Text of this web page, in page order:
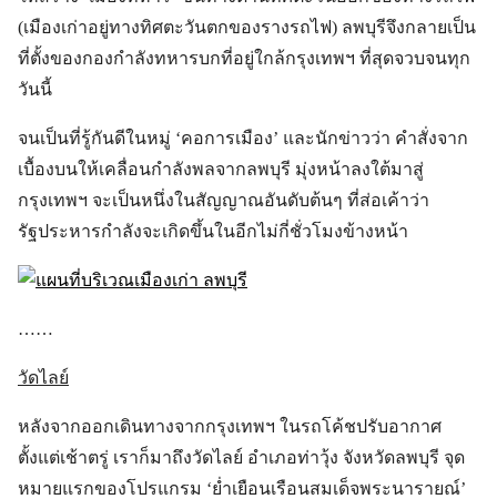
(เมืองเก่าอยู่ทางทิศตะวันตกของรางรถไฟ) ลพบุรีจึงกลายเป็น
ที่ตั้งของกองกำลังทหารบกที่อยู่ใกล้กรุงเทพฯ ที่สุดจวบจนทุก
วันนี้
จนเป็นที่รู้กันดีในหมู่ ‘คอการเมือง’ และนักข่าวว่า คำสั่งจาก
เบื้องบนให้เคลื่อนกำลังพลจากลพบุรี มุ่งหน้าลงใต้มาสู่
กรุงเทพฯ จะเป็นหนึ่งในสัญญาณอันดับต้นๆ ที่ส่อเค้าว่า
รัฐประหารกำลังจะเกิดขึ้นในอีกไม่กี่ชั่วโมงข้างหน้า
……
วัดไลย์
หลังจากออกเดินทางจากกรุงเทพฯ ในรถโค้ชปรับอากาศ
ตั้งแต่เช้าตรู่ เราก็มาถึงวัดไลย์ อำเภอท่าวุ้ง จังหวัดลพบุรี จุด
หมายแรกของโปรแกรม ‘ย่ำเยือนเรือนสมเด็จพระนารายณ์’